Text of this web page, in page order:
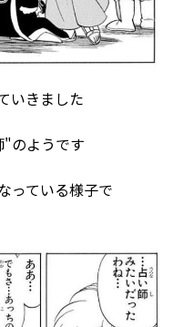
いきました
のようです
っている様子で